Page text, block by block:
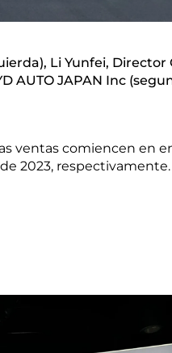
Li Yunfei, Director
AUTO JAPAN Inc
ventas comiencen en
2023,